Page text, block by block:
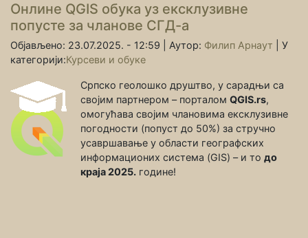
Онлине QGIS обука уз ексклузивне
попусте за чланове СГД-а
Објављено: 23.07.2025. - 12:59 | Аутор: Филип Арнаут
У
категорији:Курсеви и обуке
Српско геолошко друштво, у сарадњи са
својим партнером – порталом QGIS.rs,
омогућава својим члановима ексклузивне
погодности (попуст до 50%) за стручно
усавршавање у области географских
информационих система (GIS) – и то до
краја 2025. године!